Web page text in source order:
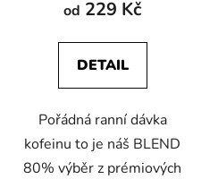
5,0
z
hvězdiček.
od 229 Kč
DETAIL
Pořádná ranní dávka
kofeinu to je náš BLEND
80% výběr z prémiových